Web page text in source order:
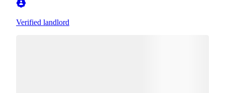
Verified landlord